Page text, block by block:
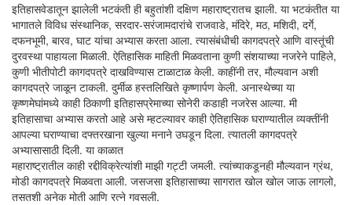
इतिहासवेडातून झालेली भटकंती ही बहुतांशी दक्षिण महाराष्ट्रातच झाली. या भटकंतीत या
भागातले विविध संस्थानिक, सरदार-सरंजामदारांचे राजवाडे, मंदिरे, मठ, मशिदी, दर्गे,
दफनभूमी, बारव, घाट यांचा अभ्यास करता आला. त्यासंबंधीची कागदपत्रे आणि वास्तूंची
दुरवस्था पाहायला मिळाली. ऐतिहासिक माहिती मिळवताना कुणी संशयाच्या नजरेने पाहिले,
कुणी भीतीपोटी कागदपत्रे दाखविण्यास टाळाटाळ केली. काहींनी तर, मौल्यवान अशी
कागदपत्रे जाळून टाकली. दुर्मीळ हस्तलिखिते कृष्णार्पण केली. अनास्थेच्या या
कृष्णमेघांमध्ये काही ठिकाणी इतिहासप्रेमाच्या सोनेरी कडाही नजरेस आल्या. मी
इतिहासाचा अभ्यास करतो आहे असे म्हटल्यावर काही ऐतिहासिक घराण्यातील व्यक्तींनी
आपल्या घराण्याचा दफ्तरखाना खुल्या मनाने उघडून दिला. त्यातली कागदपत्रे
अभ्यासासाठी दिली. या काळात
महाराष्ट्रातील काही रद्दीविक्रेत्यांशी माझी गट्टी जमली. त्यांच्याकडूनही मौल्यवान ग्रंथ,
मोडी कागदपत्रे मिळवता आली. जसजसा इतिहासाच्या सागरात खोल खोल जाऊ लागलो,
तसतशी अनेक मोती आणि रत्ने गवसली.